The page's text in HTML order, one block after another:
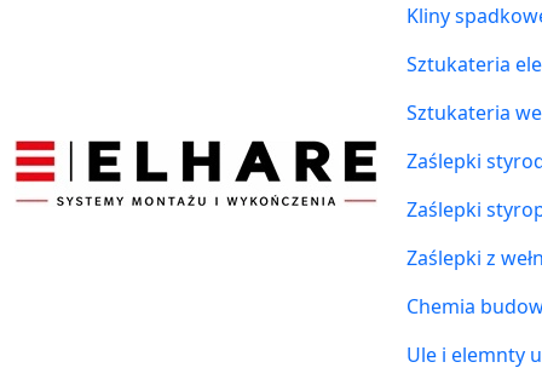
Kliny
Sztukateria
Sztukateria
Zaślepki
Zaślepki
Zaślepki z
Chemia
Ule i elemnty